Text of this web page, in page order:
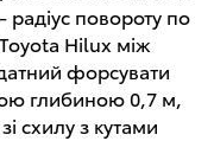
радіус повороту по
Hilux між
форсувати
глибиною 0,7 м,
схилу з кутами